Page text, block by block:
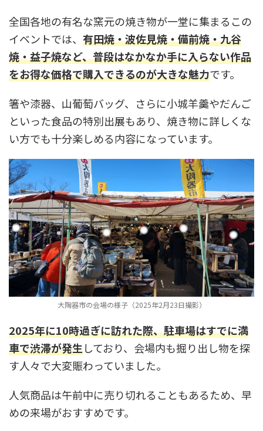
全国各地の有名な窯元の焼き物が一堂に集まるこの
イベントでは、 有田焼・波佐見焼・備前焼・九谷
焼・益子焼など、普段はなかなか手に入らない作品
をお得な価格で購入できるのが大きな魅力です。
箸や漆器、山葡萄バッグ、さらに小城羊羹やだんご
といった食品の特別出展もあり、焼き物に詳しくな
い方でも十分楽しめる内容になっています。
大陶器市の会場の様子（2025年2月23日撮影）
2025年に10時過ぎに訪れた際、駐車場はすでに満
車で渋滞が発生しており、会場内も掘り出し物を探
す人々で大変賑わっていました。
人気商品は午前中に売り切れることもあるため、早
めの来場がおすすめです。